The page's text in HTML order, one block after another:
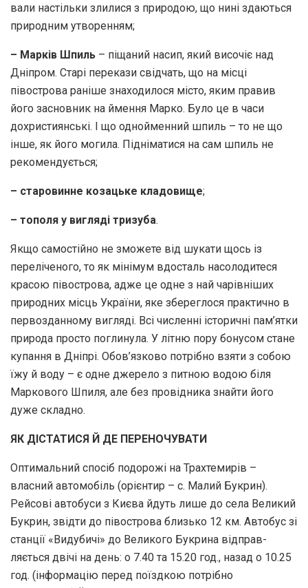
вали настільки злилися з природою, що нині здаються
природним утворенням;
– Марків Шпиль – піщаний насип, який височіє над
Дніпром. Старі перекази свідчать, що на місці
півострова раніше знаходилося місто, яким пра­вив
його засновник на ймення Марко. Було це в часи
дохристиянські. І що однойменний шпиль – то не що
інше, як його могила. Підніматися на сам шпиль не
рекомендується;
– старовинне козацьке кладовище;
– тополя у вигляді тризуба.
Якщо самостійно не зможете від­ шукати щось із
переліченого, то як мінімум вдосталь насолодитеся
кра­сою півострова, адже це одне з най­ чарівніших
природних місць України, яке збереглося практично в
первозданному вигляді. Всі численні історичні пам’ятки
природа просто поглинула. У літню пору бонусом стане
купання в Дніпрі. Обов’язково потрібно взяти з собою
їжу й воду – є одне джерело з питною водою біля
Маркового Шпиля, але без провідника знайти його
дуже складно.
ЯК ДІСТАТИСЯ Й ДЕ ПЕРЕНОЧУВАТИ
Оптимальний спосіб подорожі на Трахтемирів –
власний автомобіль (орієнтир – с. Малий Букрин).
Рейсові автобуси з Києва йдуть лише до села Великий
Букрин, звідти до півострова близько 12 км. Автобус зі
станції «Ви­дубичі» до Великого Букрина відправ­
ляється двічі на день: о 7.40 та 15.20 год., назад о 10.25
год. (інформацію перед поїздкою потрібно